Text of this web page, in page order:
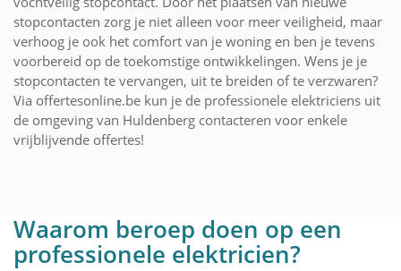
stopcontacten zorg je niet alleen voor meer veiligheid, maar
verhoog je ook het comfort van je woning en ben je tevens
voorbereid op de toekomstige ontwikkelingen. Wens je je
stopcontacten te vervangen, uit te breiden of te verzwaren?
Via offertesonline.be kun je de professionele elektriciens uit
de omgeving van Huldenberg contacteren voor enkele
vrijblijvende offertes!
Waarom beroep doen op een
professionele elektricien?